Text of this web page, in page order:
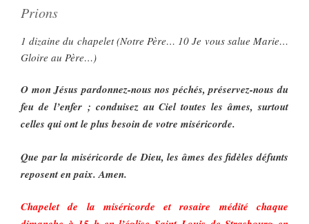
Prions
1 dizaine du chapelet (Notre Père… 10 Je vous salue Marie…
Gloire au Père…)
O mon Jésus pardonnez-nous nos péchés, préservez-nous du
feu de l’enfer ; conduisez au Ciel toutes les âmes, surtout
celles qui ont le plus besoin de votre miséricorde.
Que par la miséricorde de Dieu, les âmes des fidèles défunts
reposent en paix. Amen.
Chapelet de la miséricorde et rosaire médité chaque